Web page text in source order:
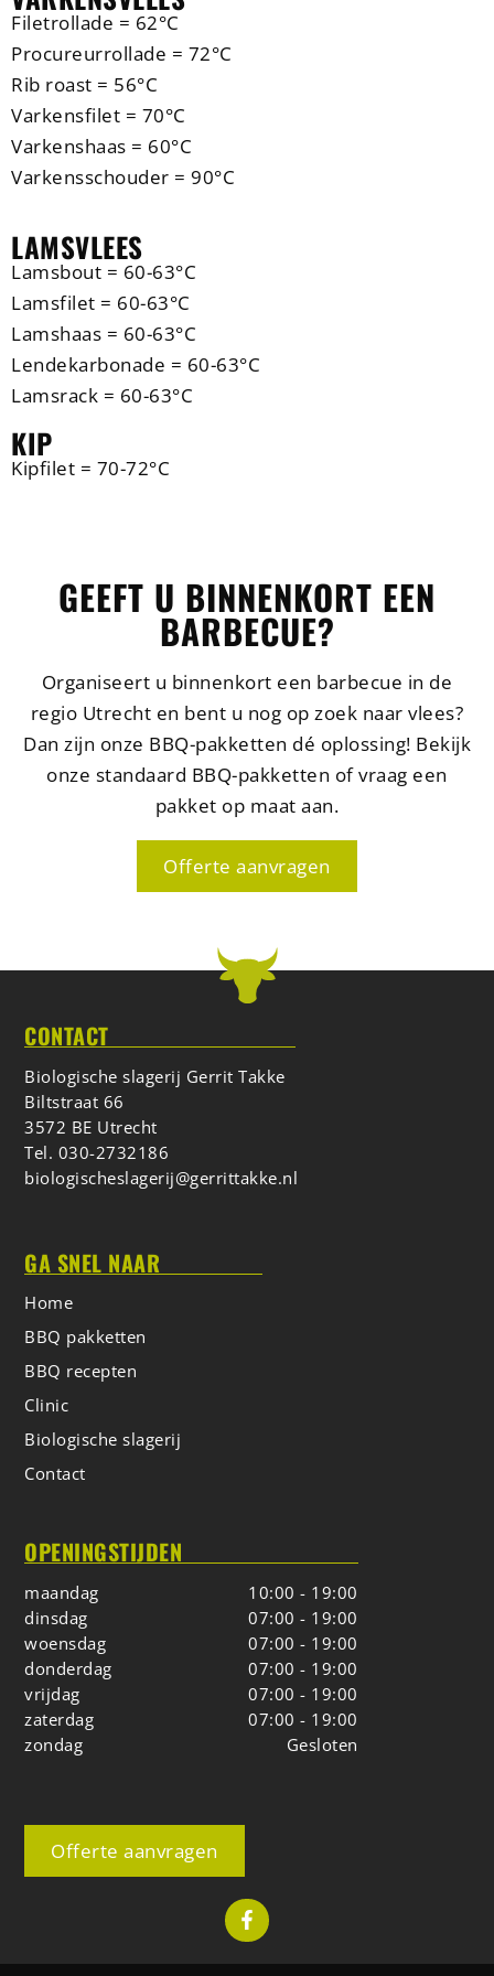
Filetrollade = 62°C
Procureurrollade = 72°C
Rib roast = 56°C
Varkensfilet = 70°C
Varkenshaas = 60°C
Varkensschouder = 90°C
LAMSVLEES
Lamsbout = 60-63°C
Lamsfilet = 60-63°C
Lamshaas = 60-63°C
Lendekarbonade = 60-63°C
Lamsrack = 60-63°C
KIP
Kipfilet = 70-72°C
GEEFT U BINNENKORT EEN
BARBECUE?
Organiseert u binnenkort een barbecue in de
regio Utrecht en bent u nog op zoek naar vlees?
Dan zijn onze BBQ-pakketten dé oplossing! Bekijk
onze standaard BBQ-pakketten of vraag een
pakket op maat aan.
Offerte aanvragen
CONTACT
Biologische slagerij Gerrit Takke
Biltstraat 66
3572 BE Utrecht
Tel. 030-2732186
biologischeslagerij@gerrittakke.nl
GA SNEL NAAR
Home
BBQ pakketten
BBQ recepten
Clinic
Biologische slagerij
Contact
OPENINGSTIJDEN
maandag
10:00 - 19:00
dinsdag
07:00 - 19:00
woensdag
07:00 - 19:00
donderdag
07:00 - 19:00
vrijdag
07:00 - 19:00
zaterdag
07:00 - 19:00
zondag
Gesloten
Offerte aanvragen